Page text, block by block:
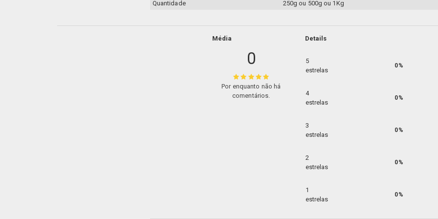
Quantidade 250g ou 500g ou 1Kg
Média
0
Por enquanto não há
comentários.
Details
5
estrelas
0%
4
estrelas
0%
3
estrelas
0%
2
estrelas
0%
1
estrelas
0%